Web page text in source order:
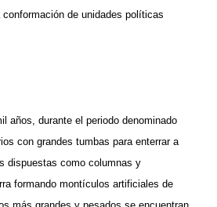
de unidades políticas
años, durante el periodo denominado
con grandes tumbas para enterrar a
dispuestas como columnas y
formando montículos artificiales de